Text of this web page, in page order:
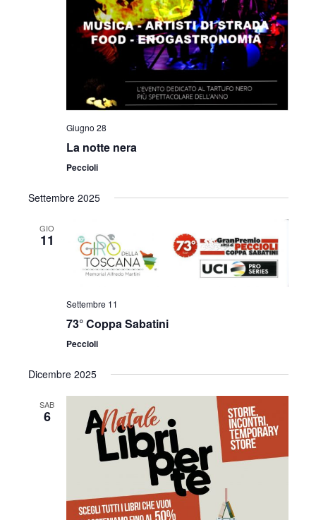
Giugno 28
La notte nera
Peccioli
Settembre 2025
GIO
11
Settembre 11
73° Coppa Sabatini
Peccioli
Dicembre 2025
SAB
6